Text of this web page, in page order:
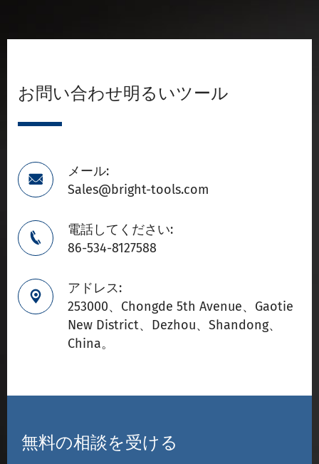
お問い合わせ明るいツール

メール:
Sales@bright-tools.com

電話してください:
86-534-8127588

アドレス:
253000、Chongde 5th Avenue、Gaotie
New District、Dezhou、Shandong、
China。
無料の相談を受ける